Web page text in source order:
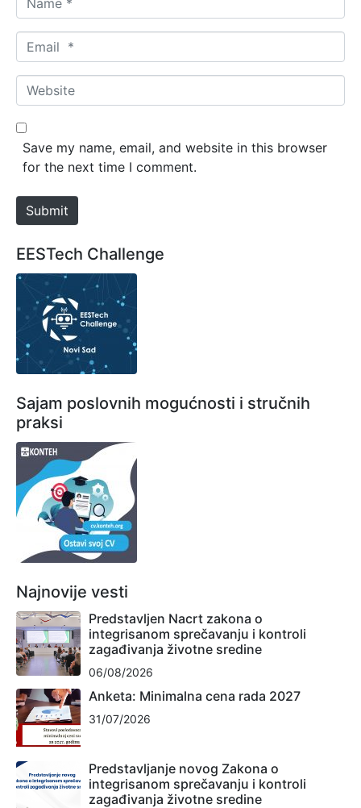
a
m
*
m
a
*
W
e
b
e
Save my name, email, and website in this browser
for the next time I comment.
Submit
EESTech Challenge
Sajam poslovnih mogućnosti i stručnih
praksi
Najnovije vesti
Predstavljen Nacrt zakona o
integrisanom sprečavanju i kontroli
zagađivanja životne sredine
06/08/2026
Anketa: Minimalna cena rada 2027
31/07/2026
Predstavljanje novog Zakona o
integrisanom sprečavanju i kontroli
zagađivanja životne sredine